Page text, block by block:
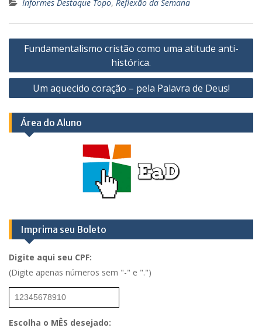
Informes Destaque Topo, Reflexão da Semana
Navegação
Fundamentalismo cristão como uma atitude anti-
histórica.
Um aquecido coração – pela Palavra de Deus!
Área do Aluno
Imprima seu Boleto
Digite aqui seu CPF:
(Digite apenas números sem "-" e ".")
Escolha o MÊS desejado: